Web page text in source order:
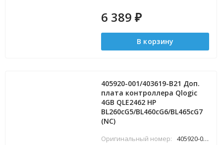
6 389₽
В корзину
405920-001/403619-B21 Доп.
плата контроллера Qlogic
4GB QLE2462 HP
BL260cG5/BL460cG6/BL465cG7
(NC)
Оригинальный номер:
405920-001